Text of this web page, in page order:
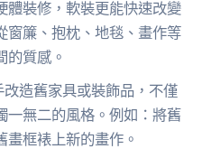
體裝修，軟裝更能快速改變
窗簾、抱枕、地毯、畫作等
的質感。
改造舊家具或裝飾品，不僅
一無二的風格。例如：將舊
畫框裱上新的畫作。